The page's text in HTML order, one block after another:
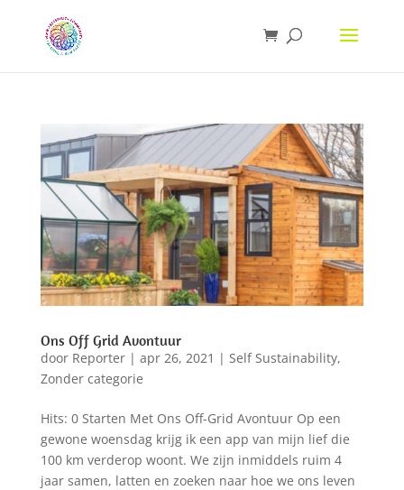
Ons Off Grid Avontuur
door Reporter| apr 26, 2021 | Self Sustainability,
Zonder categorie
Hits: 0 Starten Met Ons Off-Grid Avontuur Op een
gewone woensdag krijg ik een app van mijn lief die
100 km verderop woont. We zijn inmiddels ruim 4
jaar samen, latten en zoeken naar hoe we ons leven